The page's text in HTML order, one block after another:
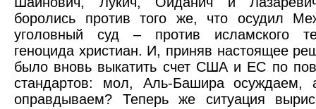
боролись против того же, что осудил
уголовный суд – против исламского
геноцида христиан. И, приняв настоящее
было вновь выкатить счет США и ЕС по
стандартов: мол, Аль-Башира осуждаем,
оправдываем? Теперь же ситуация